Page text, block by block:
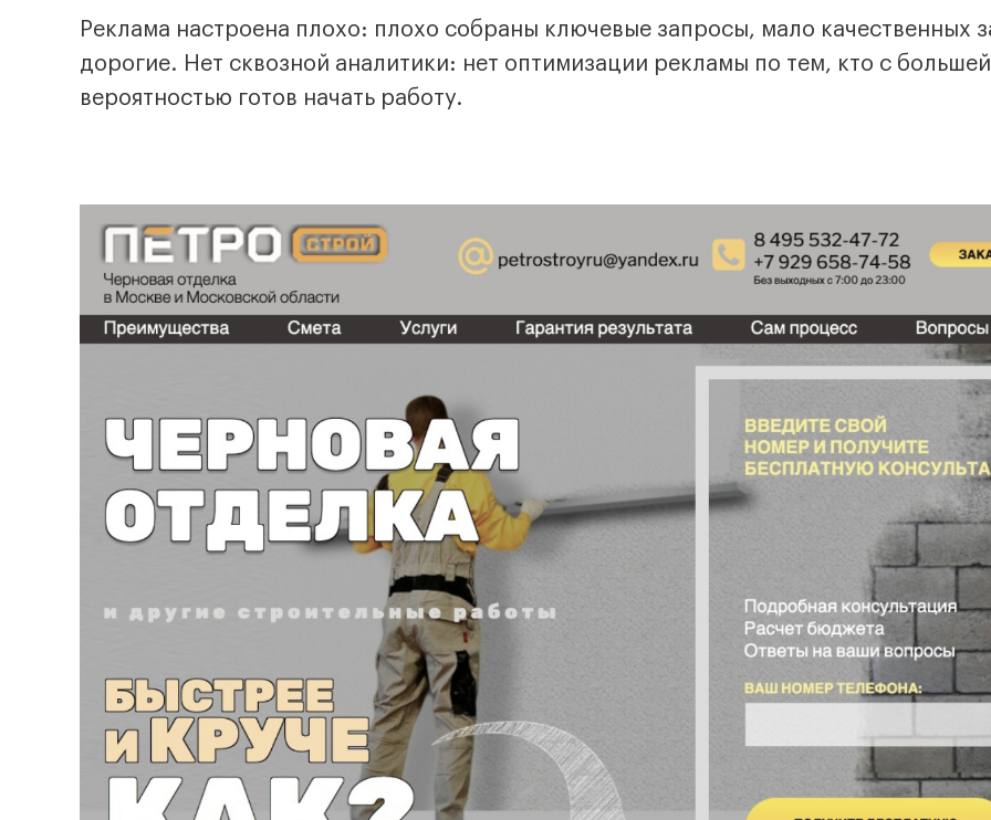
Реклама настроена плохо: плохо собраны ключевые запросы, мало качественных
дорогие. Нет сквозной аналитики: нет оптимизации рекламы по тем, кто с большей
вероятностью готов начать работу.